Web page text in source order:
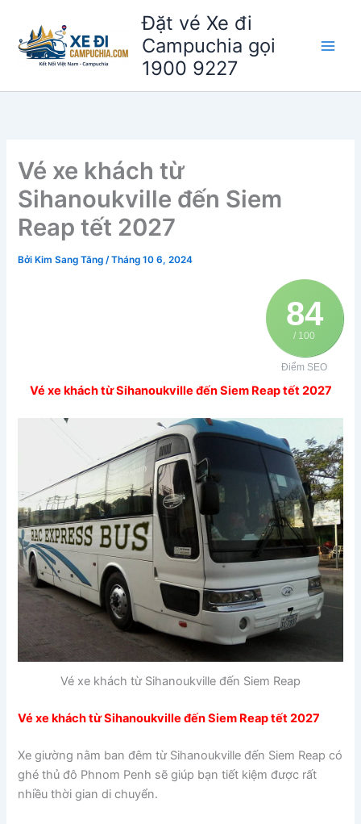
Đặt vé Xe đi
Campuchia gọi
1900 9227
Vé xe khách từ
Sihanoukville đến Siem
Reap tết 2027
Bởi Kim Sang Tăng/Tháng 10 6, 2024
84
/ 100
Điểm SEO
Vé xe khách từ Sihanoukville đến Siem Reap tết 2027
Vé xe khách từ Sihanoukville đến Siem Reap
Vé xe khách từ Sihanoukville đến Siem Reap tết 2027
Xe giường nằm ban đêm từ Sihanoukville đến Siem Reap có
ghé thủ đô Phnom Penh sẽ giúp bạn tiết kiệm được rất
nhiều thời gian di chuyển.